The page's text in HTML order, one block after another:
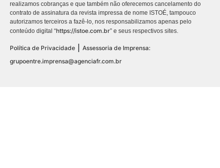
realizamos cobranças e que também não oferecemos cancelamento do
contrato de assinatura da revista impressa de nome ISTOÉ, tampouco
autorizamos terceiros a fazê-lo, nos responsabilizamos apenas pelo
conteúdo digital “https://istoe.com.br” e seus respectivos sites.
Política de Privacidade
Assessoria de Imprensa:
grupoentre.imprensa@agenciafr.com.br